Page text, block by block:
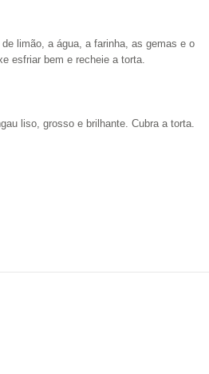
limão, a água, a farinha, as gemas e o
esfriar bem e recheie a torta.
liso, grosso e brilhante. Cubra a torta.